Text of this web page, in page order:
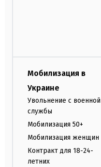
Мобилизация в
Украине
Увольнение с военной
службы
Мобилизация 50+
Мобилизация женщин
Контракт для 18-24-
летних